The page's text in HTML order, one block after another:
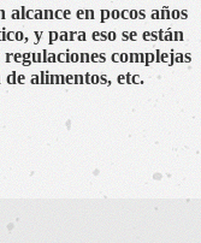
en pocos años
y para eso se están
complejas
alimentos, etc.